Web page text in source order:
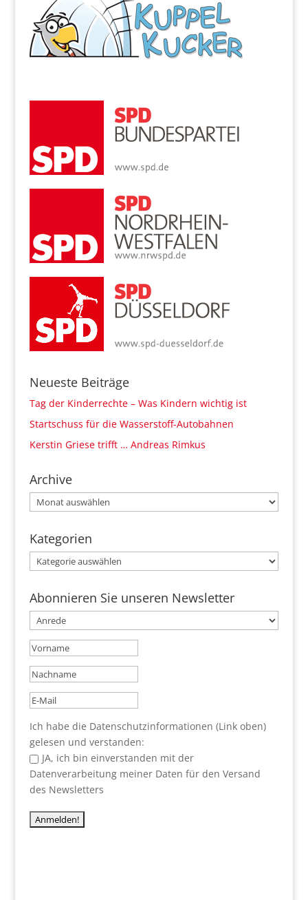
Neueste Beiträge
Tag der Kinderrechte – Was Kindern wichtig ist
Startschuss für die Wasserstoff-Autobahnen
Kerstin Griese trifft … Andreas Rimkus
Archive
Archive
Kategorien
Kategorien
Abonnieren Sie unseren Newsletter
Ich habe die Datenschutzinformationen (Link oben)
gelesen und verstanden:
JA, ich bin einverstanden mit der
Datenverarbeitung meiner Daten für den Versand
des Newsletters